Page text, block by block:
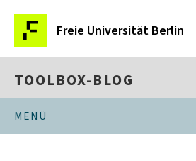
Freie Universität Berlin
TOOLBOX-BLOG
MENÜ